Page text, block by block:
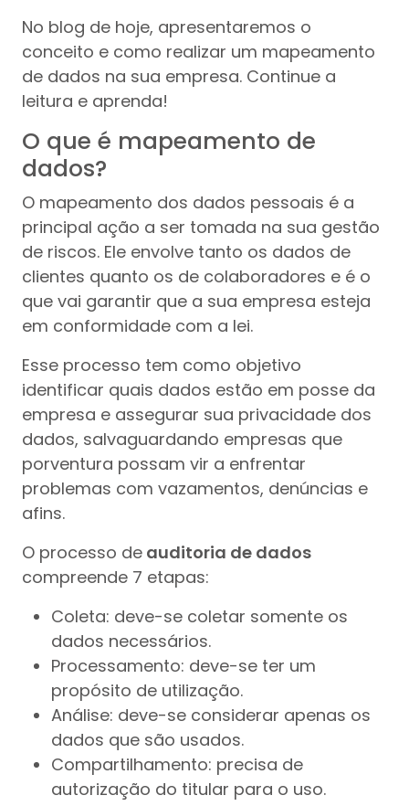
No blog de hoje, apresentaremos o
conceito e como realizar um mapeamento
de dados na sua empresa. Continue a
leitura e aprenda!
O que é mapeamento de
dados?
O mapeamento dos dados pessoais é a
principal ação a ser tomada na sua gestão
de riscos. Ele envolve tanto os dados de
clientes quanto os de colaboradores e é o
que vai garantir que a sua empresa esteja
em conformidade com a lei.
Esse processo tem como objetivo
identificar quais dados estão em posse da
empresa e assegurar sua privacidade dos
dados, salvaguardando empresas que
porventura possam vir a enfrentar
problemas com vazamentos, denúncias e
afins.
O processo de auditoria de dados
compreende 7 etapas:
Coleta: deve-se coletar somente os
dados necessários.
Processamento: deve-se ter um
propósito de utilização.
Análise: deve-se considerar apenas os
dados que são usados.
Compartilhamento: precisa de
autorização do titular para o uso.